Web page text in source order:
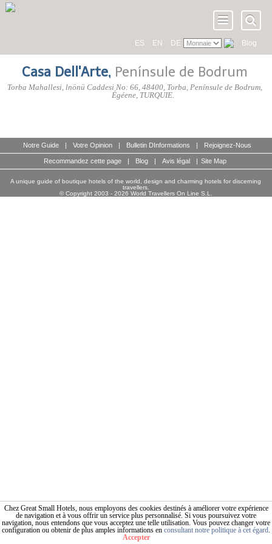
ES EN DE Blog
Casa Dell'Arte, Penínsule de Bodrum
Torba Mahallesi, lnönü Caddesi No: 66, 48400, Torba, Penínsule de Bodrum,
Égéene, TURQUIE.
Notre Guide | Votre Opinion | Bulletin DInformations | Rejoignez-Nous
Recommandez cette page | Blog | Avis légal | Site Map
A unique guide of boutique hotels of the world, design and charming hotels for discerning
travellers.
© Copyright 2003 - 2026 World Travellers On Line S.L.
Chez Great Small Hotels, nous employons des cookies destinés à améliorer votre expérience
de navigation et à vous offrir un service plus personnalisé. Si vous poursuivez votre
navigation, nous entendons que vous acceptez une telle utilisation. Vous pouvez changer votre
configuration ou obtenir de plus amples informations en consultant notre politique à cet égard.
Accepter